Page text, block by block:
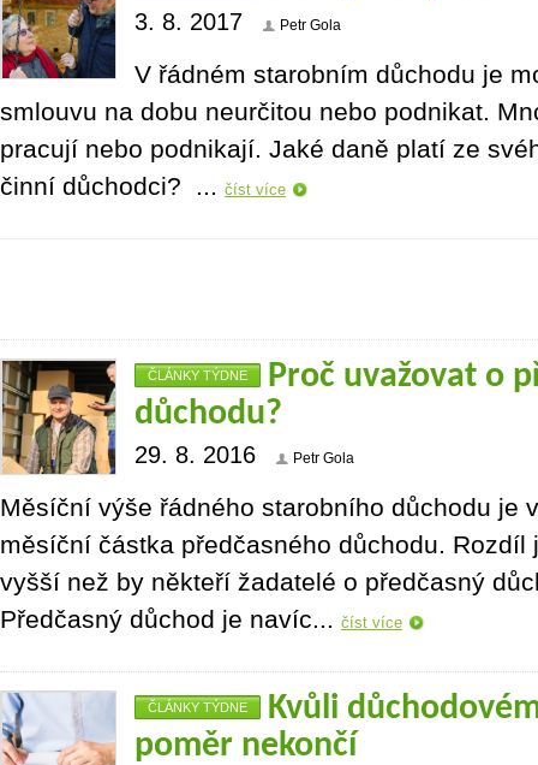
3. 8. 2017 Petr Gola
V řádném starobním důchodu je
smlouvu na dobu neurčitou nebo podnikat.
pracují nebo podnikají. Jaké daně platí ze
činní důchodci? ... číst více
ČLÁNKY TÝDNE
Proč uvažovat o
důchodu?
29. 8. 2016 Petr Gola
Měsíční výše řádného starobního důchodu je
měsíční částka předčasného důchodu. Rozdíl
vyšší než by někteří žadatelé o předčasný
Předčasný důchod je navíc... číst více
ČLÁNKY TÝDNE
Kvůli
poměr nekončí